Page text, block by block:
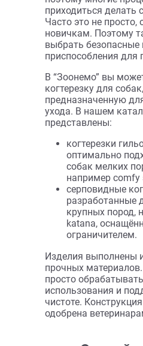
Если вам нужно
собак, изучите
нас всегда есть в
предназначенные
снятия
Щётка-пуходерка
для собак с
покровом.
размер и
сделает процесс
максимально
хозяина и
У нас продаются
пуходерки,
большая,
Консультанты
модель подойдёт
Все изделия
ручкой, поэтому
комфортную и
необходимо
хозяина. Вам
тратить часы на